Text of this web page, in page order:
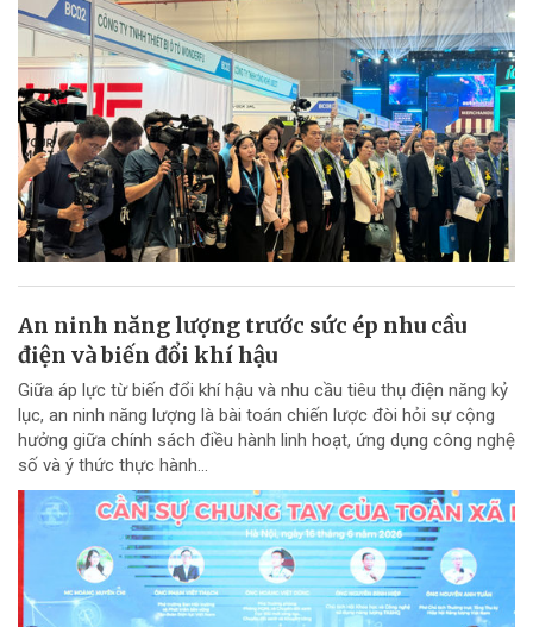
An ninh năng lượng trước sức ép nhu cầu
điện và biến đổi khí hậu
Giữa áp lực từ biến đổi khí hậu và nhu cầu tiêu thụ điện năng kỷ
lục, an ninh năng lượng là bài toán chiến lược đòi hỏi sự cộng
hưởng giữa chính sách điều hành linh hoạt, ứng dụng công nghệ
số và ý thức thực hành...